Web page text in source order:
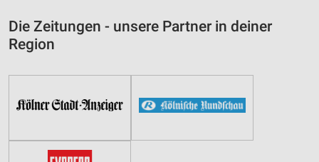
Die Zeitungen - unsere Partner in deiner
Region